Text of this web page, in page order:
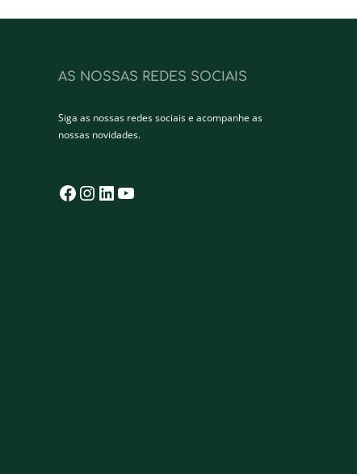
AS NOSSAS REDES SOCIAIS
Siga as nossas redes sociais e acompanhe as
nossas novidades.
Facebook
Instagram
LinkedIn